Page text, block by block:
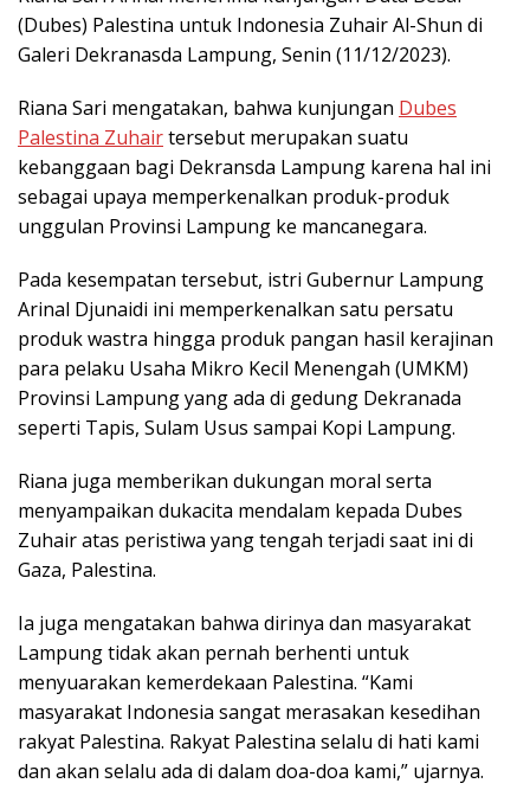
(Dubes) Palestina untuk Indonesia Zuhair Al-Shun di
Galeri Dekranasda Lampung, Senin (11/12/2023).
Riana Sari mengatakan, bahwa kunjungan Dubes
Palestina Zuhairtersebut merupakan suatu
kebanggaan bagi Dekransda Lampung karena hal ini
sebagai upaya memperkenalkan produk-produk
unggulan Provinsi Lampung ke mancanegara.
Pada kesempatan tersebut, istri Gubernur Lampung
Arinal Djunaidi ini memperkenalkan satu persatu
produk wastra hingga produk pangan hasil kerajinan
para pelaku Usaha Mikro Kecil Menengah (UMKM)
Provinsi Lampung yang ada di gedung Dekranada
seperti Tapis, Sulam Usus sampai Kopi Lampung.
Riana juga memberikan dukungan moral serta
menyampaikan dukacita mendalam kepada Dubes
Zuhair atas peristiwa yang tengah terjadi saat ini di
Gaza, Palestina.
Ia juga mengatakan bahwa dirinya dan masyarakat
Lampung tidak akan pernah berhenti untuk
menyuarakan kemerdekaan Palestina. “Kami
masyarakat Indonesia sangat merasakan kesedihan
rakyat Palestina. Rakyat Palestina selalu di hati kami
dan akan selalu ada di dalam doa-doa kami,” ujarnya.